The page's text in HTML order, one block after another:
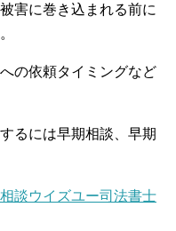
害に巻き込まれる前に
の依頼タイミングなど
るには早期相談、早期
談ウイズユー司法書士